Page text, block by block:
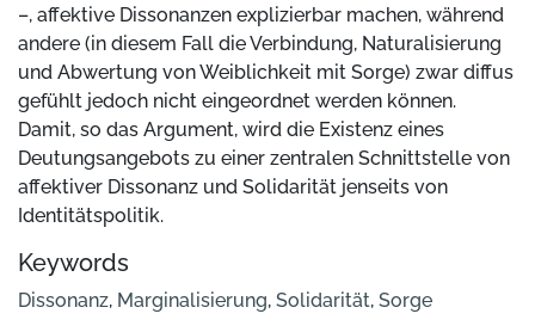
–, affektive Dissonanzen explizierbar machen, während
andere (in diesem Fall die Verbindung, Naturalisierung
und Abwertung von Weiblichkeit mit Sorge) zwar diffus
gefühlt jedoch nicht eingeordnet werden können.
Damit, so das Argument, wird die Existenz eines
Deutungsangebots zu einer zentralen Schnittstelle von
affektiver Dissonanz und Solidarität jenseits von
Identitätspolitik.
Keywords
Dissonanz, Marginalisierung, Solidarität, Sorge